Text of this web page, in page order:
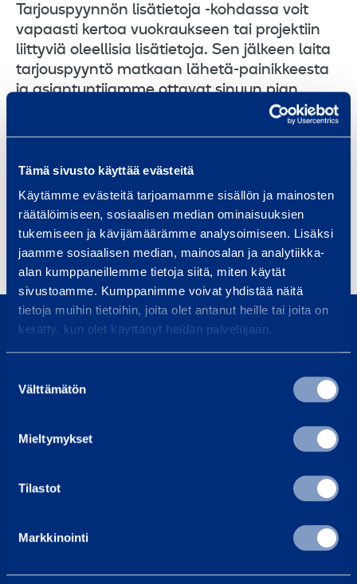
Tämä sivusto käyttää evästeitä
Käytämme evästeitä tarjoamamme sisällön ja mainosten
räätälöimiseen, sosiaalisen median ominaisuuksien
tukemiseen ja kävijämäärämme analysoimiseen. Lisäksi
jaamme sosiaalisen median, mainosalan ja analytiikka-
alan kumppaneillemme tietoja siitä, miten käytät
sivustoamme. Kumppanimme voivat yhdistää näitä
tietoja muihin tietoihin, joita olet antanut heille tai joita on
kerätty, kun olet käyttänyt heidän palvelujaan.
valinta
Välttämätön
Mieltymykset
Tilastot
Markkinointi
Tarjouspyynnön lisätietoja -kohdassa voit
vapaasti kertoa vuokraukseen tai projektiin
liittyviä oleellisia lisätietoja. Sen jälkeen laita
tarjouspyyntö matkaan lähetä-painikkeesta
ja asiantuntijamme ottavat sinuun pian
Vaikuttaa siltä, että ostoskorissasi ei ole tuotteita
tai et ole täyttänyt kaikkia tietoja ostoskorissa.
0800 171 414
Soita meille, olemme täällä auttaaksemme sinua
Vastaamme tavallisesti vuorokauden sisällä
Työntekijämme auttavat sinua aina mielellään
Yleisimmät kysymykset
Ramirent Finland